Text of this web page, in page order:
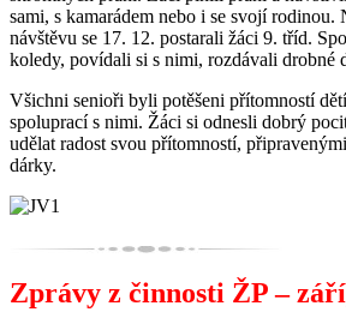
sami, s kamarádem nebo i se svojí rodinou.
návštěvu se 17. 12. postarali žáci 9. tříd.
koledy, povídali si s nimi, rozdávali drobné
Všichni senioři byli potěšeni přítomností
spoluprací s nimi. Žáci si odnesli dobrý
udělat radost svou přítomností,
dárky.
Zprávy z činnosti ŽP –